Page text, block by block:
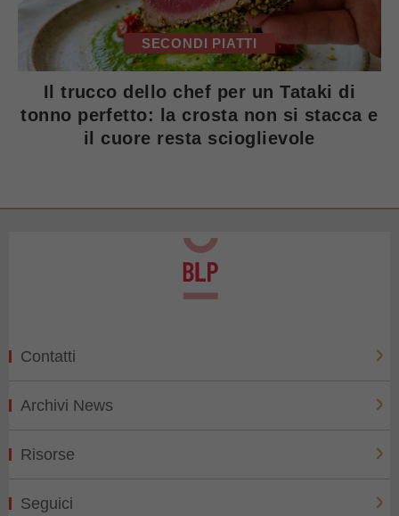
SECONDI PIATTI
Il trucco dello chef per un Tataki di
tonno perfetto: la crosta non si stacca e
il cuore resta scioglievole
Contatti
Archivi News
Risorse
Seguici